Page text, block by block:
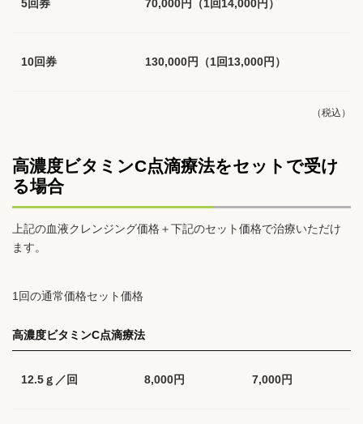
5回券 70,000円（1回14,000円）
10回券 130,000円（1回13,000円）
（税込）
高濃度ビタミンC点滴療法をセットで受け
る場合
上記の血液クレンジング価格＋下記のセット価格で治療いただけ
ます。
1回の通常価格セット価格
高濃度ビタミンC点滴療法
12.5ｇ／回 8,000円 7,000円